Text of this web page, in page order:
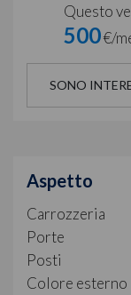
Questo
500€/
SONO
Aspetto
Carrozzeria
Porte
Posti
Colore esterno